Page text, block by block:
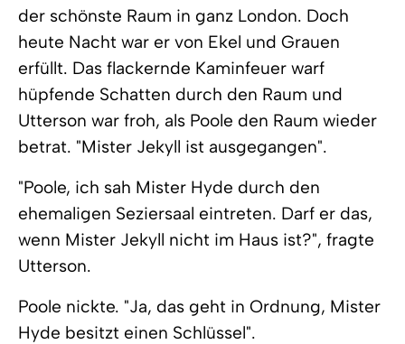
der schönste Raum in ganz London. Doch
heute Nacht war er von Ekel und Grauen
erfüllt. Das flackernde Kaminfeuer warf
hüpfende Schatten durch den Raum und
Utterson war froh, als Poole den Raum wieder
betrat. "Mister Jekyll ist ausgegangen".
"Poole, ich sah Mister Hyde durch den
ehemaligen Seziersaal eintreten. Darf er das,
wenn Mister Jekyll nicht im Haus ist?", fragte
Utterson.
Poole nickte. "Ja, das geht in Ordnung, Mister
Hyde besitzt einen Schlüssel".